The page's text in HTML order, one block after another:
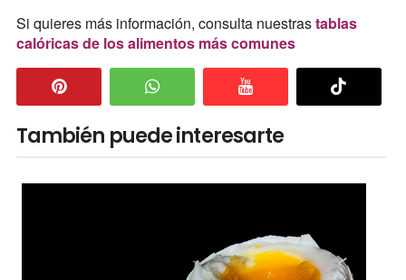
Si quieres más información, consulta nuestrastablas
calóricas de los alimentos más comunes
También puede interesarte